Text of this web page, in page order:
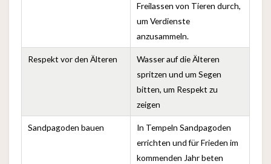
Freilassen von Tieren durch,
um Verdienste
anzusammeln.
Respekt vor den Älteren
Wasser auf die Älteren
spritzen und um Segen
bitten, um Respekt zu
zeigen
Sandpagoden bauen
In Tempeln Sandpagoden
errichten und für Frieden im
kommenden Jahr beten